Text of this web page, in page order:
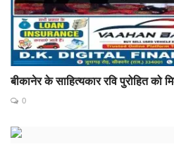
बीकानेर के साहित्यकार रवि पुरोहित को
0